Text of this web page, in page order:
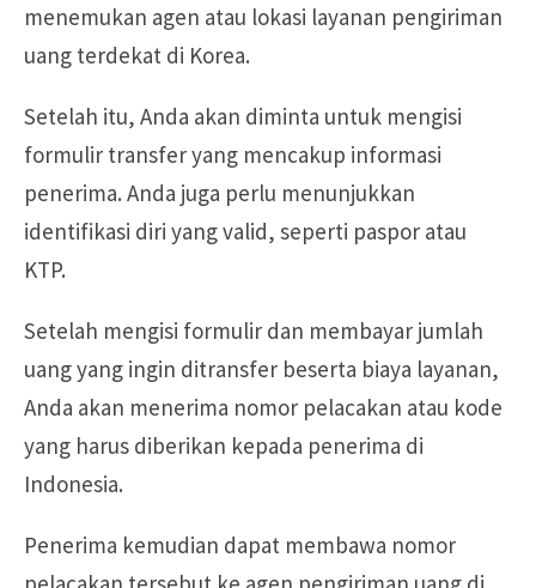
menemukan agen atau lokasi layanan pengiriman
uang terdekat di Korea.
Setelah itu, Anda akan diminta untuk mengisi
formulir transfer yang mencakup informasi
penerima. Anda juga perlu menunjukkan
identifikasi diri yang valid, seperti paspor atau
KTP.
Setelah mengisi formulir dan membayar jumlah
uang yang ingin ditransfer beserta biaya layanan,
Anda akan menerima nomor pelacakan atau kode
yang harus diberikan kepada penerima di
Indonesia.
Penerima kemudian dapat membawa nomor